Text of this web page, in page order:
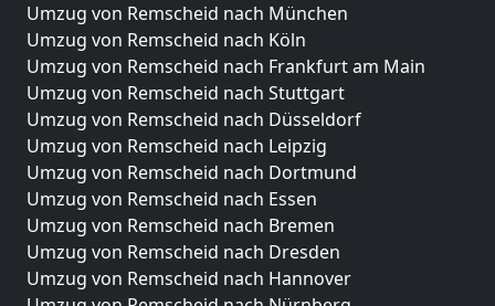
Umzug von Remscheid nach München
Umzug von Remscheid nach Köln
Umzug von Remscheid nach Frankfurt am Main
Umzug von Remscheid nach Stuttgart
Umzug von Remscheid nach Düsseldorf
Umzug von Remscheid nach Leipzig
Umzug von Remscheid nach Dortmund
Umzug von Remscheid nach Essen
Umzug von Remscheid nach Bremen
Umzug von Remscheid nach Dresden
Umzug von Remscheid nach Hannover